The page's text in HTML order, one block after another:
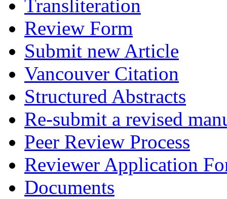
Transliteration
Review Form
Submit new Article
Vancouver Citation
Structured Abstracts
Re-submit a revised
Peer Review Process
Reviewer Application
Documents